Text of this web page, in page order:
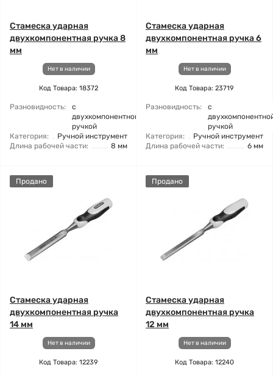
Стамеска ударная
двухкомпонентная ручка 8
мм
Нет в наличии
Код Товара: 18372
Разновидность:
с
двухкомпонентной
ручкой
Категория:
Ручной инструмент
Длина рабочей части:
8 мм
Стамеска ударная
двухкомпонентная ручка 6
мм
Нет в наличии
Код Товара: 23719
Разновидность:
с
ручкой
Категория:
Ручной инструмент
Длина рабочей части:
6 мм
Продано
Стамеска ударная
двухкомпонентная ручка
14 мм
Нет в наличии
Код Товара: 12239
Продано
Стамеска ударная
двухкомпонентная ручка
12 мм
Нет в наличии
Код Товара: 12240